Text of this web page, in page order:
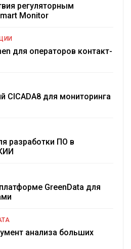
регуляторным
Monitor
для операторов контакт-
CICADA8 для мониторинга
разработки ПО в
GreenData для
анализа больших